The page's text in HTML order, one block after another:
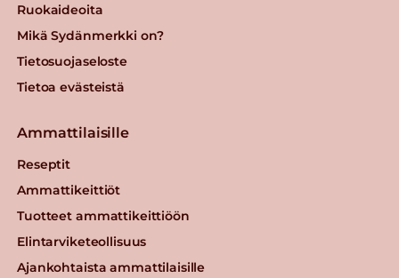
Ruokaideoita
Mikä Sydänmerkki on?
Tietosuojaseloste
Tietoa evästeistä
Ammattilaisille
Reseptit
Ammattikeittiöt
Tuotteet ammattikeittiöön
Elintarviketeollisuus
Ajankohtaista ammattilaisille